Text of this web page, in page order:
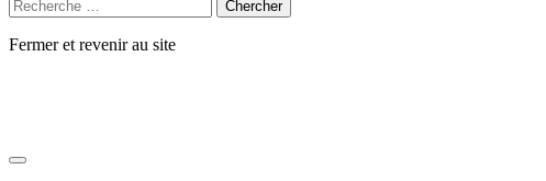
Fermer et revenir au site